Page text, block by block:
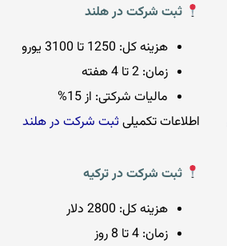
ثبت شرکت در هلند
هزینه کل: 1250 تا 3100 یورو
زمان: 2 تا 4 هفته
مالیات شرکتی: از 15%
اطلاعات تکمیلیثبت شرکت در هلند
ثبت شرکت در ترکیه
هزینه کل: 2800 دلار
زمان: 4 تا 8 روز